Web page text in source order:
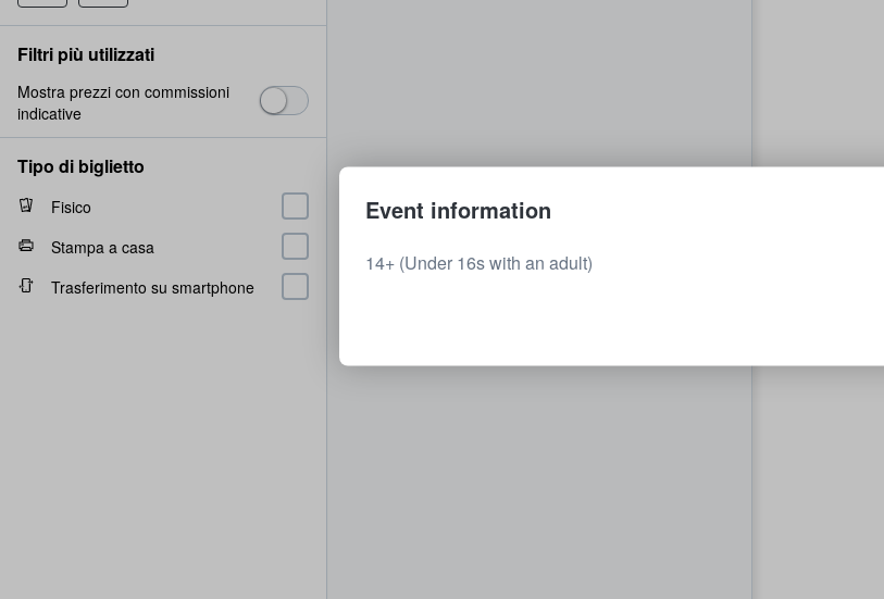
Filtri più utilizzati
Mostra prezzi con commissioni
indicative
Tipo di biglietto
Fisico
Stampa a casa
Trasferimento su smartphone
Event information
14+ (Under 16s with an adult)